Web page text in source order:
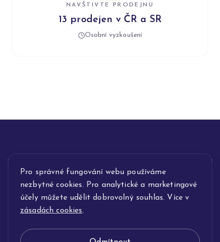
Pro správné fungování webu používáme
nezbytné cookies. Pro analytické a marketingové
účely můžete udělit dobrovolný souhlas. Více v
zásadách cookies.
NAVŠTIVTE PRODEJNU
13 prodejen v ČR a SR
Osobní vyzkoušení
INFORMACE
POPIS SLUŽEB